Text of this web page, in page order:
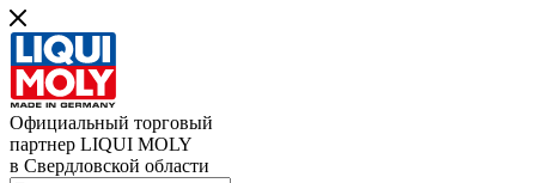
Официальный торговый
партнер LIQUI MOLY
в Свердловской области